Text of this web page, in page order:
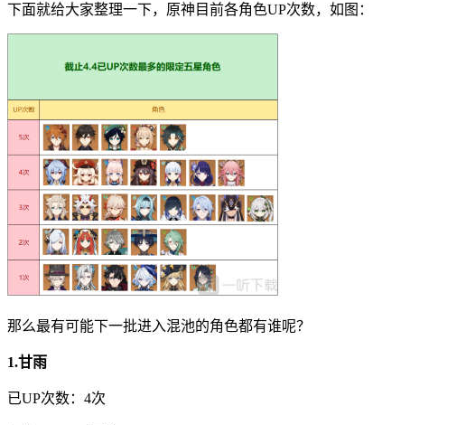
下面就给大家整理一下，原神目前各角色UP次数，如图：
那么最有可能下一批进入混池的角色都有谁呢？
1.甘雨
已UP次数：4次